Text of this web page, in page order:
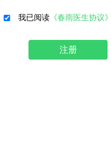
我已阅读 《春雨医生协议
注册